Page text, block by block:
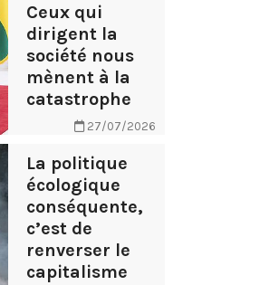
Ceux qui
dirigent la
société nous
mènent à la
catastrophe
27/07/2026
La politique
écologique
conséquente,
c’est de
renverser le
capitalisme